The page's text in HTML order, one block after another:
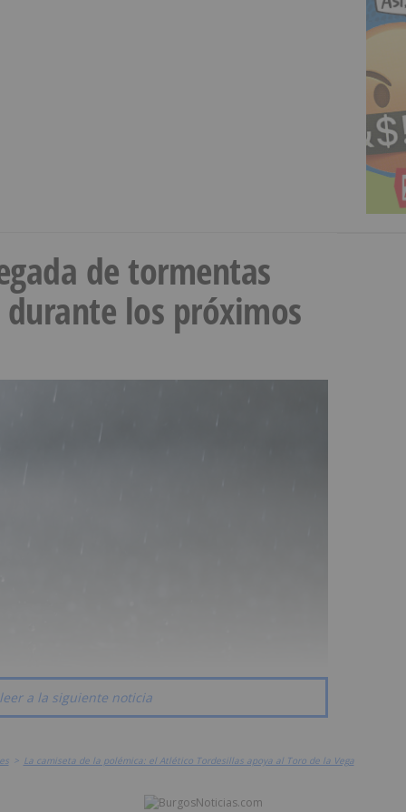
de tormentas
los próximos
a la siguiente noticia
> La camiseta de la polémica: el Atlético Tordesillas apoya al Toro de la Vega